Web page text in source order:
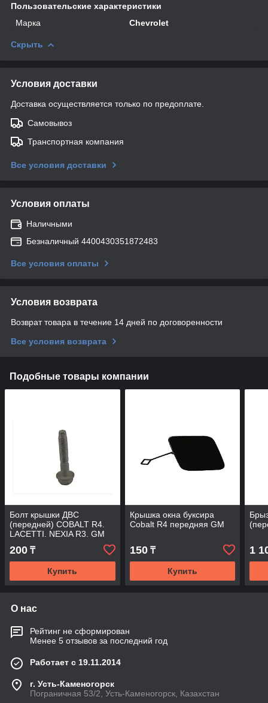
Пользовательские характеристики
Марка
Chevrolet
Скрыть
Условия доставки
Доставка осуществляется только по предоплате.
Самовывоз
Транспортная компания
Все условия доставки
Условия оплаты
Наличными
Безналичный 4400430351872483
Все условия оплаты
Условия возврата
Возврат товара в течение 14 дней по договоренности
Все условия возврата
Подобные товары компании
Болт крышки ДВС
(передней) COBALT R4.
LACETTI. NEXIA R3. GM
200 ₸
Купить
Крышка окна буксира
Cobalt R4 передняя GM
150₸
Купить
1
О нас
Рейтинг не сформирован
Менее 5 отзывов за последний год
Работает с 19.11.2014
г. Усть-Каменогорск
Пограничная 53/2, Усть-Каменогорск, Казахстан